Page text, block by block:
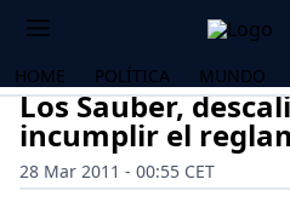
HOME POLÍTICA MUNDO
Los Sauber,
incumplir el
28 Mar 2011 - 00:55 CET